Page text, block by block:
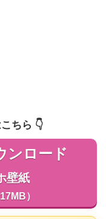
ちら 👇️
ンロード
壁紙
）